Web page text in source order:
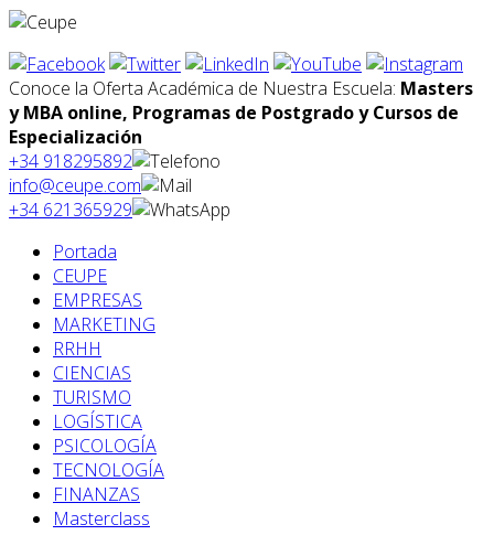
Conoce la Oferta Académica de Nuestra Escuela: Masters
y MBA online, Programas de Postgrado y Cursos de
Especialización
+34 918295892
info@ceupe.com
+34 621365929
Portada
CEUPE
EMPRESAS
MARKETING
RRHH
CIENCIAS
TURISMO
LOGÍSTICA
PSICOLOGÍA
TECNOLOGÍA
FINANZAS
Masterclass